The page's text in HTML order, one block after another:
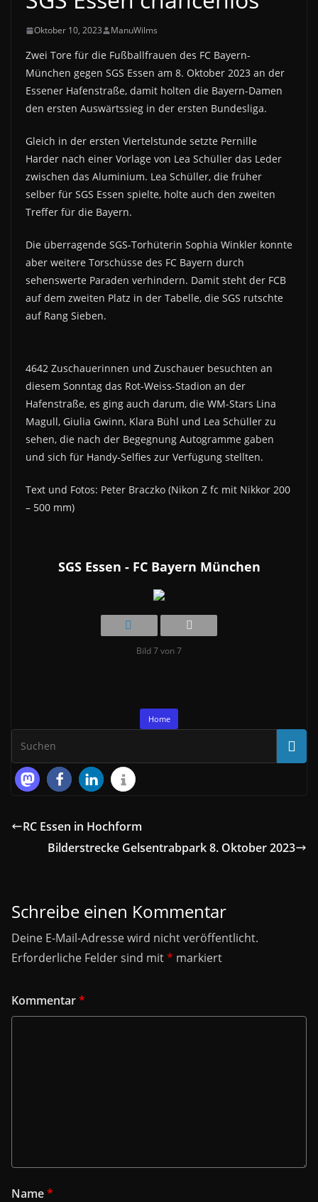
Oktober 10, 2023 ManuWilms
Zwei Tore für die Fußballfrauen des FC Bayern-
München gegen SGS Essen am 8. Oktober 2023 an der
Essener Hafenstraße, damit holten die Bayern-Damen
den ersten Auswärtssieg in der ersten Bundesliga.
Gleich in der ersten Viertelstunde setzte Pernille
Harder nach einer Vorlage von Lea Schüller das Leder
zwischen das Aluminium. Lea Schüller, die früher
selber für SGS Essen spielte, holte auch den zweiten
Treffer für die Bayern.
Die überragende SGS-Torhüterin Sophia Winkler konnte
aber weitere Torschüsse des FC Bayern durch
sehenswerte Paraden verhindern. Damit steht der FCB
auf dem zweiten Platz in der Tabelle, die SGS rutschte
auf Rang Sieben.
4642 Zuschauerinnen und Zuschauer besuchten an
diesem Sonntag das Rot-Weiss-Stadion an der
Hafenstraße, es ging auch darum, die WM-Stars Lina
Magull, Giulia Gwinn, Klara Bühl und Lea Schüller zu
sehen, die nach der Begegnung Autogramme gaben
und sich für Handy-Selfies zur Verfügung stellten.
Text und Fotos: Peter Braczko (Nikon Z fc mit Nikkor 200
– 500 mm)
SGS Essen - FC Bayern München
Bild 7 von 7
Home
RC Essen in Hochform
Bilderstrecke Gelsentrabpark 8. Oktober 2023
Schreibe einen Kommentar
Deine E-Mail-Adresse wird nicht veröffentlicht.
Erforderliche Felder sind mit* markiert
Kommentar*
Name*